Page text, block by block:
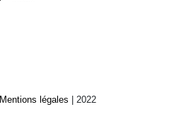
Mentions légales | 2022